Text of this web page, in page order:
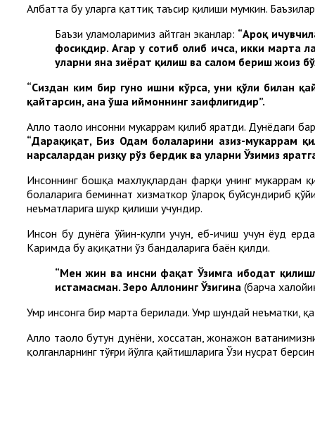
Албатта бу уларга қаттиқ таъсир қилиши мумкин.
Баъзи уламоларимиз айтган эканлар: “Ароқ
фосиқдир. Агар у сотиб олиб ичса, икки марта
уларни яна зиёрат қилиш ва салом бериш жоиз
“Сиздан ким бир гуноҳ ишни кўрса, уни қўли билан
қайтарсин, ана ўша иймоннинг заифлигидир”.
Аллоҳ таоло инсонни мукаррам қилиб яратди. Дунёдаги
“Дарҳақиқат, Биз Одам болаларини азиз-мукаррам
нарсалардан ризқу рўз бердик ва уларни Ўзимиз
Инсоннинг бошқа махлуқлардан фарқи унинг мукаррам
болаларига беминнат хизматкор ўлароқ буйсундириб
неъматларига шукр қилиши учундир.
Инсон бу дунёга ўйин-кулги учун, еб-ичиш учун ёҳуд
Каримда бу ҳақиқатни ўз бандаларига баён қилди.
“Мен жин ва инсни фақат Ўзимга ибодат
истамасман. Зеро Аллоҳнинг Ўзигина (барча
Умр инсонга бир марта берилади. Умр шундай неъматки,
Аллоҳ таоло бутун дунёни, хоссатан, жонажон
қолганларнинг тўғри йўлга қайтишларига Ўзи нусрат